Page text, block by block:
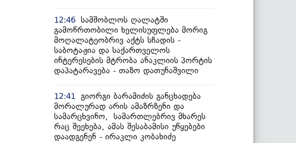
12:46 სამშობლოს ღალატში
გამოწრთობილი ხელისუფლება მორიგ
მოღალატეობრივ აქტს სჩადის -
საბოტაჟია და საქართველოს
ინტერესების მტრობა ანაკლიის პორტის
დაპატარავება - თაზო დათუნაშვილი
12:41
გიორგი ბარამიძის განცხადება
მორალურად არის ამაზრზენი და
სამარცხვინო, სამართლებრივ მხარეს
რაც შეეხება, ამას შესაბამისი უწყებები
დაადგენენ - ირაკლი კობახიძე